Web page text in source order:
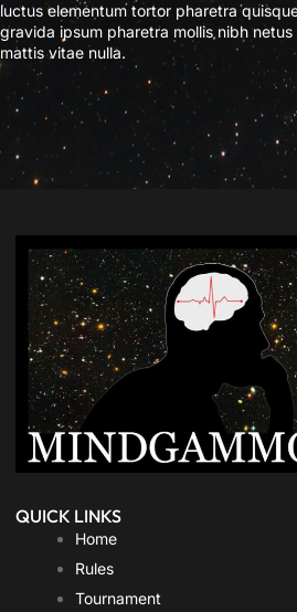
luctus elementum tortor pharetra
gravida ipsum pharetra mollis nibh
mattis vitae nulla.
QUICK LINKS
Home
Rules
Tournament